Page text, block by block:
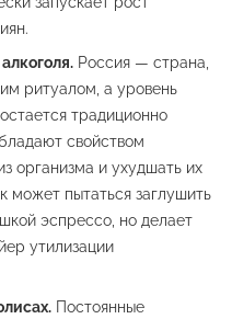
Россия — страна,
ритуалом, а уровень
традиционно
свойством
организма и ухудшать их
может пытаться заглушить
эспрессо, но делает
утилизации
Постоянные